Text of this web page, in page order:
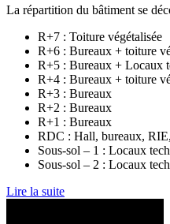
La répartition du bâtiment se
R+7 : Toiture végétalisée
R+6 : Bureaux + toiture
R+5 : Bureaux + Locaux
R+4 : Bureaux + toiture
R+3 : Bureaux
R+2 : Bureaux
R+1 : Bureaux
RDC : Hall, bureaux,
Sous-sol – 1 : Locaux
Sous-sol – 2 : Locaux
Lire la suite